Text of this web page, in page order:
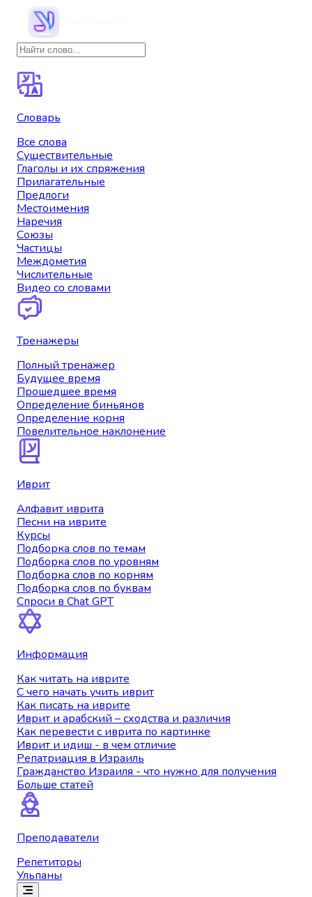
Словарь
Все слова
Существительные
Глаголы и их спряжения
Прилагательные
Предлоги
Местоимения
Наречия
Союзы
Частицы
Междометия
Числительные
Видео со словами
Тренажеры
Полный тренажер
Будущее время
Прошедшее время
Определение биньянов
Определение корня
Повелительное наклонение
Иврит
Алфавит иврита
Песни на иврите
Курсы
Подборка слов по темам
Подборка слов по уровням
Подборка слов по корням
Подборка слов по буквам
Спроси в Chat GPT
Информация
Как читать на иврите
С чего начать учить иврит
Как писать на иврите
Иврит и арабский – сходства и различия
Как перевести с иврита по картинке
Иврит и идиш - в чем отличие
Репатриация в Израиль
Гражданство Израиля - что нужно для получения
Больше статей
Преподаватели
Репетиторы
Ульпаны